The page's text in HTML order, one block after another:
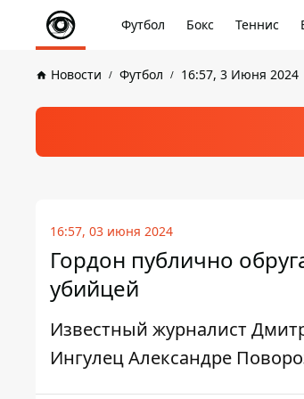
Футбол Бокс Теннис
Новости Футбол 16:57, 3 Июня 2024
16:57, 03 июня 2024
Гордон публично
убийцей
Известный журналист
Ингулец Александре